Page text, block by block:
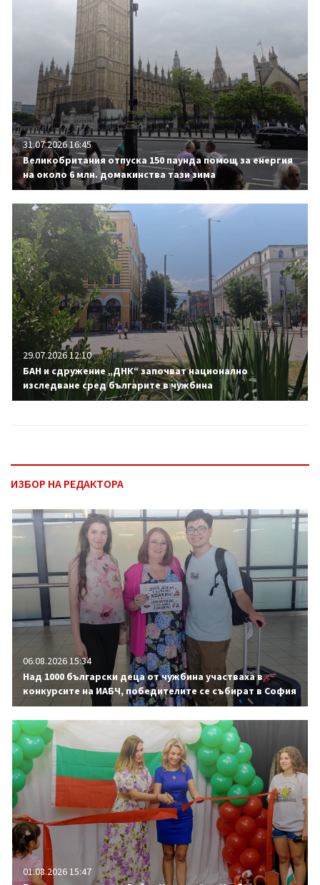
31.07.2026 16:45
Великобритания отпуска 150 паунда помощ за енергия
на около 6 млн. домакинства тази зима
29.07.2026 12:10
БАН и сдружение „ДНК“ започват национално
изследване сред българите в чужбина
ИЗБОР НА РЕДАКТОРА
06.08.2026 15:34
Над 1000 български деца от чужбина участваха в
конкурсите на ИАБЧ, победителите се събират в София
01.08.2026 15:47